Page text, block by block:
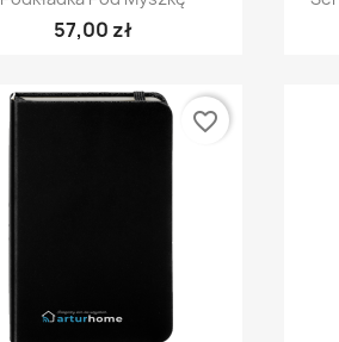
57,00 zł
favorite_border